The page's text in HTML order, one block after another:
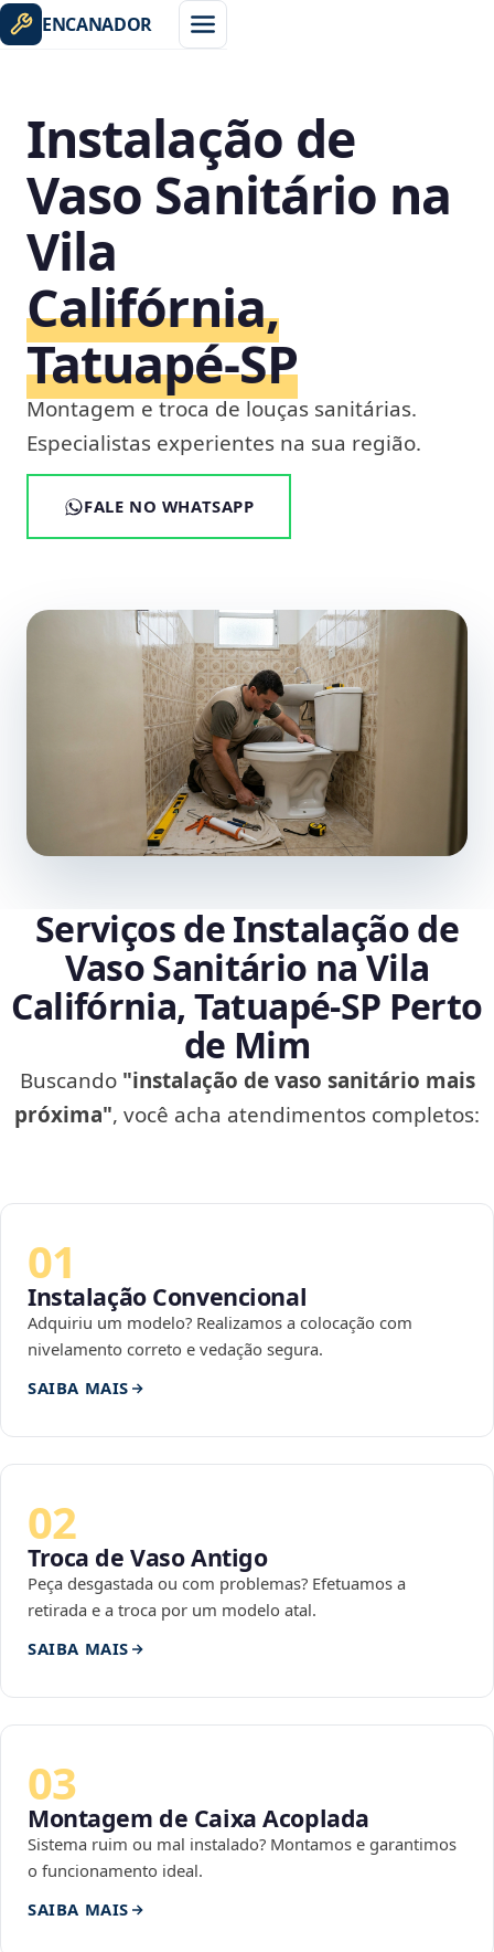
ENCANADOR
Instalação de
Vaso Sanitário na
Vila
Califórnia,
Tatuapé‑SP
Montagem e troca de louças sanitárias.
Especialistas experientes na sua região.
FALE NO WHATSAPP
Serviços de Instalação de
Vaso Sanitário na Vila
Califórnia, Tatuapé‑SP Perto
de Mim
Buscando "instalação de vaso sanitário mais
próxima", você acha atendimentos completos:
01
Instalação Convencional
Adquiriu um modelo? Realizamos a colocação com
nivelamento correto e vedação segura.
SAIBA MAIS
02
Troca de Vaso Antigo
Peça desgastada ou com problemas? Efetuamos a
retirada e a troca por um modelo atal.
SAIBA MAIS
03
Montagem de Caixa Acoplada
Sistema ruim ou mal instalado? Montamos e garantimos
o funcionamento ideal.
SAIBA MAIS